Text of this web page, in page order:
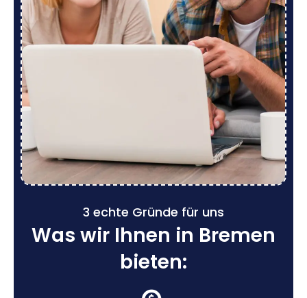
3 echte Gründe für uns
Was wir Ihnen in Bremen
bieten: